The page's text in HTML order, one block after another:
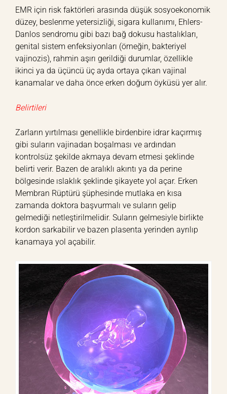
EMR için risk faktörleri arasında düşük sosyoekonomik
düzey, beslenme yetersizliği, sigara kullanımı, Ehlers-
Danlos sendromu gibi bazı bağ dokusu hastalıkları,
genital sistem enfeksiyonları (örneğin, bakteriyel
vajinozis), rahmin aşırı gerildiği durumlar, özellikle
ikinci ya da üçüncü üç ayda ortaya çıkan vajinal
kanamalar ve daha önce erken doğum öyküsü yer alır.
Belirtileri
Zarların yırtılması genellikle birdenbire idrar kaçırmış
gibi suların vajinadan boşalması ve ardından
kontrolsüz şekilde akmaya devam etmesi şeklinde
belirti verir. Bazen de aralıklı akıntı ya da perine
bölgesinde ıslaklık şeklinde şikayete yol açar. Erken
Membran Rüptürü şüphesinde mutlaka en kısa
zamanda doktora başvurmalı ve suların gelip
gelmediği netleştirilmelidir. Suların gelmesiyle birlikte
kordon sarkabilir ve bazen plasenta yerinden ayrılıp
kanamaya yol açabilir.